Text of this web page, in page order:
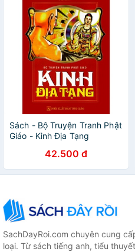
Sách - Bộ Truyện Tranh Phật
Giáo - Kinh Địa Tạng
42.500 đ
SachDayRoi.com chuyên cung
loại. Từ sách tiếng anh, tiểu